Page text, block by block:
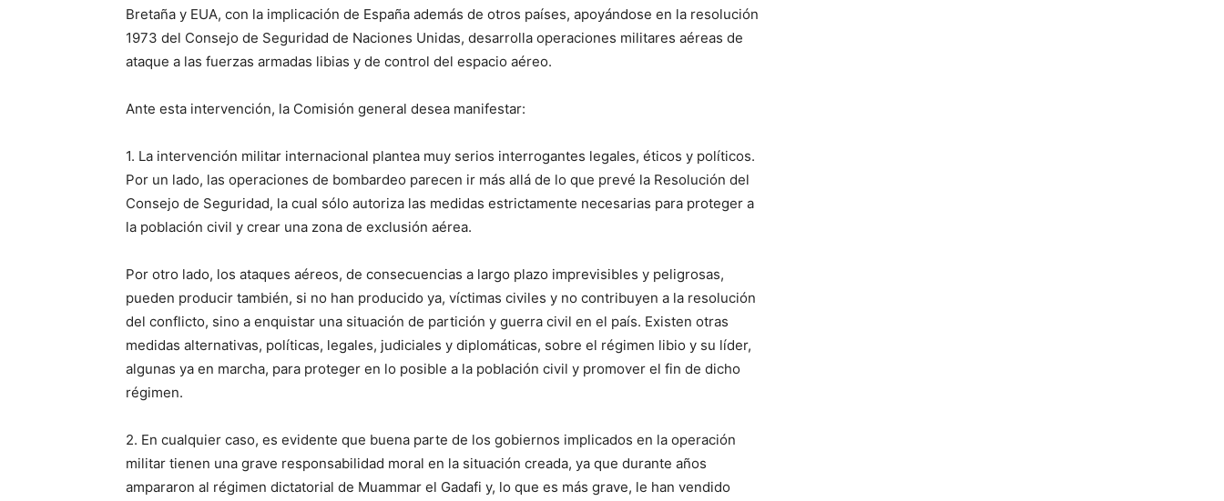
Bretaña y EUA, con la implicación de España además de otros países, apoyándose en la resolución
1973 del Consejo de Seguridad de Naciones Unidas, desarrolla operaciones militares aéreas de
ataque a las fuerzas armadas libias y de control del espacio aéreo.
Ante esta intervención, la Comisión general desea manifestar:
1. La intervención militar internacional plantea muy serios interrogantes legales, éticos y políticos.
Por un lado, las operaciones de bombardeo parecen ir más allá de lo que prevé la Resolución del
Consejo de Seguridad, la cual sólo autoriza las medidas estrictamente necesarias para proteger a
la población civil y crear una zona de exclusión aérea.
Por otro lado, los ataques aéreos, de consecuencias a largo plazo imprevisibles y peligrosas,
pueden producir también, si no han producido ya, víctimas civiles y no contribuyen a la resolución
del conflicto, sino a enquistar una situación de partición y guerra civil en el país. Existen otras
medidas alternativas, políticas, legales, judiciales y diplomáticas, sobre el régimen libio y su líder,
algunas ya en marcha, para proteger en lo posible a la población civil y promover el fin de dicho
régimen.
2. En cualquier caso, es evidente que buena parte de los gobiernos implicados en la operación
militar tienen una grave responsabilidad moral en la situación creada, ya que durante años
ampararon al régimen dictatorial de Muammar el Gadafi y, lo que es más grave, le han vendido